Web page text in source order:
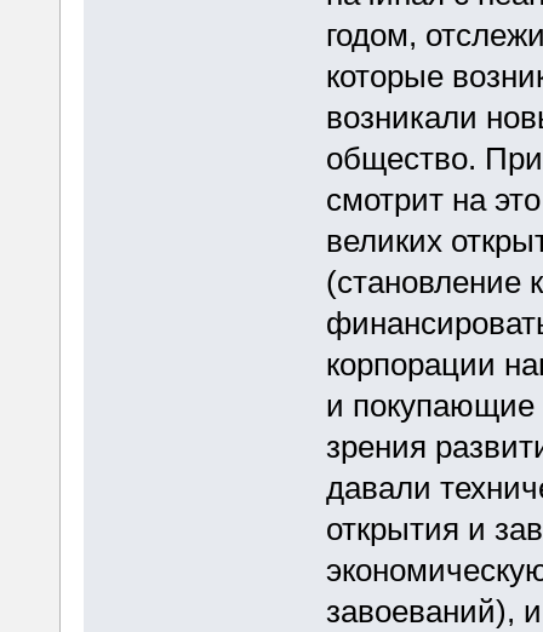
годом,
которые
возникали
общество.
смотрит на
великих
(становление
корпорации
и
зрения
давали
открытия и
завоеваний),